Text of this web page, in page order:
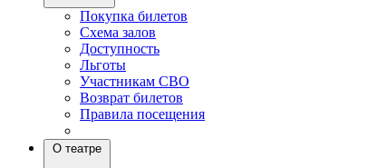
Покупка билетов
Схема залов
Доступность
Льготы
Участникам СВО
Возврат билетов
Правила посещения
О театре